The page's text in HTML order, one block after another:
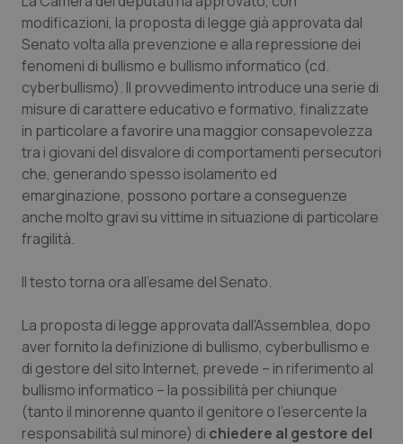
Calabria
Campania
Emilia-Romagna
Friuli Venezia Giulia
Lazio
Liguria
Lombardia
Marche
Molise
Asma & BPCO
Car-T
Colesterolo & coronaropatie
Dermatite Atopica
Diabete & glucometri
Disturbi dell’umore
Dolore
Donna & Salute
Epatiti
modificazioni, la proposta di legge già approvata dal
Senato volta alla prevenzione e alla repressione dei
fenomeni di bullismo e bullismo informatico (cd.
cyberbullismo). Il provvedimento introduce una serie di
misure di carattere educativo e formativo, finalizzate
in particolare a favorire una maggior consapevolezza
tra i giovani del disvalore di comportamenti persecutori
che, generando spesso isolamento ed
emarginazione, possono portare a conseguenze
anche molto gravi su vittime in situazione di particolare
fragilità.
Il testo torna ora all'esame del Senato.
La proposta di legge approvata dall'Assemblea, dopo
aver fornito la definizione di bullismo, cyberbullismo e
di gestore del sito Internet, prevede – in riferimento al
bullismo informatico – la possibilità per chiunque
(tanto il minorenne quanto il genitore o l'esercente la
responsabilità sul minore) di chiedere al gestore del